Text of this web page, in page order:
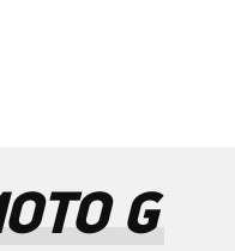
G